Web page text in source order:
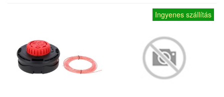
Ingyenes szállítás